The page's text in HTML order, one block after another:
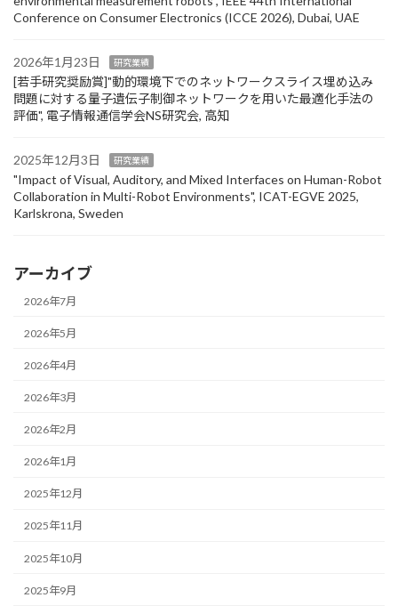
Conference on Consumer Electronics (ICCE 2026), Dubai, UAE
2026年1月23日 研究業績
[若手研究奨励賞]"動的環境下でのネットワークスライス埋め込み
問題に対する量子遺伝子制御ネットワークを用いた最適化手法の
評価", 電子情報通信学会NS研究会, 高知
2025年12月3日 研究業績
"Impact of Visual, Auditory, and Mixed Interfaces on Human-Robot
Collaboration in Multi-Robot Environments", ICAT-EGVE 2025,
Karlskrona, Sweden
アーカイブ
2026年7月
2026年5月
2026年4月
2026年3月
2026年2月
2026年1月
2025年12月
2025年11月
2025年10月
2025年9月